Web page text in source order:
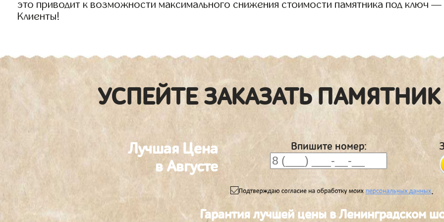
это приводит к возможности максимального снижения стоимости памятника под
Клиенты!
УСПЕЙТЕ ЗАКАЗАТЬ
Лучшая Цена
в Августе
Впишите номер:
.
Гарантия лучшей цены в Ленинградском